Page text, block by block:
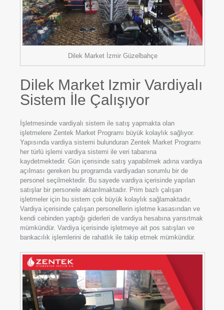
Dilek Market İzmir Güzelbahçe
Dilek Market Izmir Vardiyalı
Sistem İle Çalışıyor
İşletmesinde vardiyalı sistem ile satış yapmakta olan
işletmelere Zentek Market Programı büyük kolaylık sağlıyor.
Yapısında vardiya sistemi bulunduran Zentek Market Programı
her türlü işlemi vardiya sistemi ile veri tabanına
kaydetmektedir. Gün içerisinde satış yapabilmek adına vardiya
açılması gereken bu programda vardiyadan sorumlu bir de
personel seçilmektedir. Bu sayede vardiya içerisinde yapılan
satışlar bir personele aktarılmaktadır. Prim bazlı çalışan
işletmeler için bu sistem çok büyük kolaylık sağlamaktadır.
Vardiya içerisinde çalışan personellerin işletme kasasından ve
kendi cebinden yaptığı giderleri de vardiya hesabına yansıtmak
mümkündür. Vardiya içerisinde işletmeye ait pos satışları ve
bankacılık işlemlerini de rahatlık ile takip etmek mümkündür.